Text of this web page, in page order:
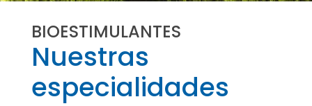
BIOESTIMULANTES
Nuestras
especialidades